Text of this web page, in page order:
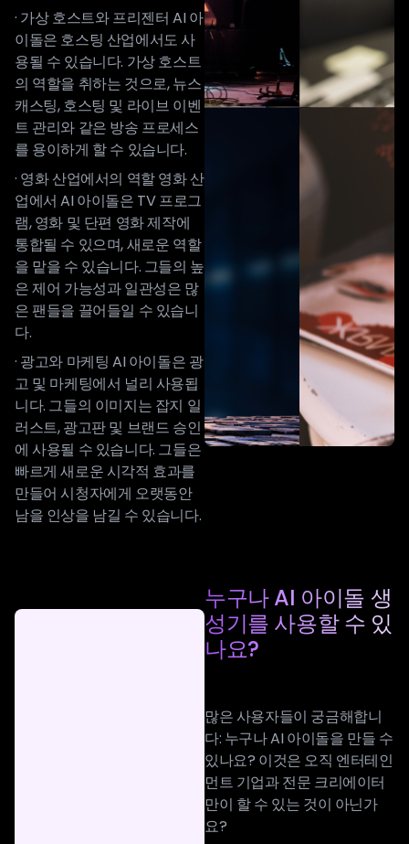
· 가상 호스트와 프리젠터 AI 아
이돌은 호스팅 산업에서도 사
용될 수 있습니다. 가상 호스트
의 역할을 취하는 것으로, 뉴스
캐스팅, 호스팅 및 라이브 이벤
트 관리와 같은 방송 프로세스
를 용이하게 할 수 있습니다.
· 영화 산업에서의 역할 영화 산
업에서 AI 아이돌은 TV 프로그
램, 영화 및 단편 영화 제작에
통합될 수 있으며, 새로운 역할
을 맡을 수 있습니다. 그들의 높
은 제어 가능성과 일관성은 많
은 팬들을 끌어들일 수 있습니
다.
· 광고와 마케팅 AI 아이돌은 광
고 및 마케팅에서 널리 사용됩
니다. 그들의 이미지는 잡지 일
러스트, 광고판 및 브랜드 승인
에 사용될 수 있습니다. 그들은
빠르게 새로운 시각적 효과를
만들어 시청자에게 오랫동안
남을 인상을 남길 수 있습니다.
누구나 AI 아이돌 생
성기를 사용할 수 있
나요?
많은 사용자들이 궁금해합니
다: 누구나 AI 아이돌을 만들 수
있나요? 이것은 오직 엔터테인
먼트 기업과 전문 크리에이터
만이 할 수 있는 것이 아닌가
요?